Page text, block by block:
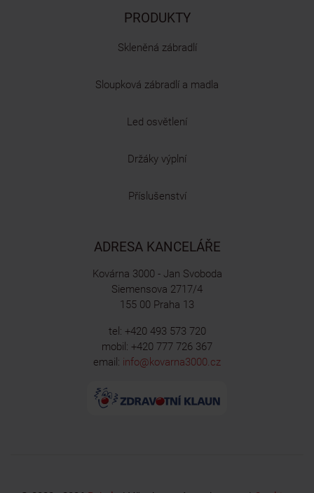
PRODUKTY
Skleněná zábradlí
Sloupková zábradlí a madla
Led osvětlení
Držáky výplní
Příslušenství
ADRESA KANCELÁŘE
Kovárna 3000 - Jan Svoboda
Siemensova 2717/4
155 00 Praha 13
tel: +420 493 573 720
mobil: +420 777 726 367
email: info@kovarna3000.cz